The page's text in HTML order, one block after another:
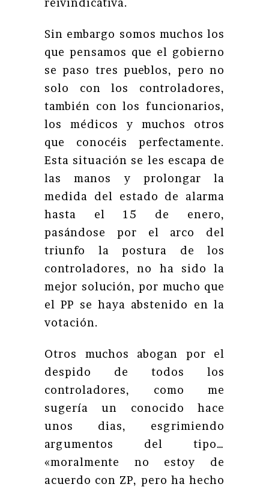
reivindicativa.
Sin embargo somos muchos los
que pensamos que el gobierno
se paso tres pueblos, pero no
solo con los controladores,
también con los funcionarios,
los médicos y muchos otros
que conocéis perfectamente.
Esta situación se les escapa de
las manos y prolongar la
medida del estado de alarma
hasta el 15 de enero,
pasándose por el arco del
triunfo la postura de los
controladores, no ha sido la
mejor solución, por mucho que
el PP se haya abstenido en la
votación.
Otros muchos abogan por el
despido de todos los
controladores, como me
sugería un conocido hace
unos dias, esgrimiendo
argumentos del tipo…
«moralmente no estoy de
acuerdo con ZP, pero ha hecho